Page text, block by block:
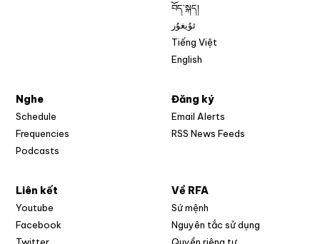
བོད་སྐད།
ئۇيغۇر
Tiếng Việt
English
Nghe
Schedule
Frequencies
Podcasts
Đăng ký
Email Alerts
RSS News Feeds
Liên kết
Youtube
Facebook
Về RFA
Sứ mệnh
Nguyên tắc sử dụng